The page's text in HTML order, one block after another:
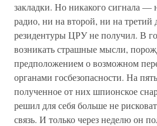
закладки. Но никакого сигнала —
радио, ни на второй, ни на
резидентуры ЦРУ не получил. В
возникать страшные мысли,
предположением о возможном
органами госбезопасности. На
полученное от них шпионское
решил для себя больше не
связь. И только через неделю он